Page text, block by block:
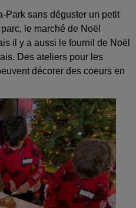
Park sans déguster un petit
le marché de Noël
il y a aussi le fournil de Noël
Des ateliers pour les
décorer des coeurs en